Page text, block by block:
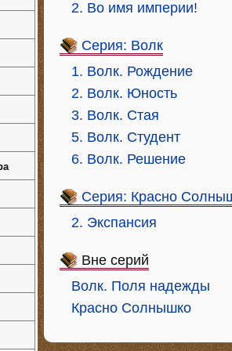
2. Во имя империи!
Серия: Волк
1. Волк. Рождение
2. Волк. Юность
3. Волк. Стая
5. Волк. Студент
6. Волк. Решение
Серия: Красно
2. Экспансия
Вне серий
Волк. Поля надежды
Красно Солнышко